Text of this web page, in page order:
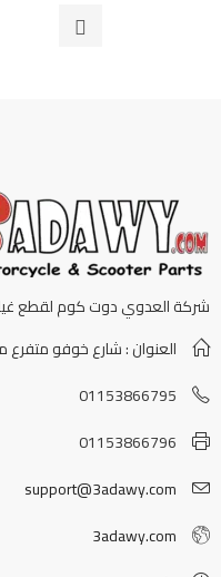
شركة العدوي دوت كوم لقطع
العنوان : شارع خوفو متفرع
01153866795
01153866796
support@3adawy.com
3adawy.com